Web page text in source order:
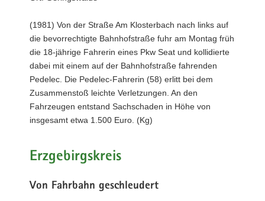
(1981) Von der Straße Am Klosterbach nach links auf
die bevorrechtigte Bahnhofstraße fuhr am Montag früh
die 18-jährige Fahrerin eines Pkw Seat und kollidierte
dabei mit einem auf der Bahnhofstraße fahrenden
Pedelec. Die Pedelec-Fahrerin (58) erlitt bei dem
Zusammenstoß leichte Verletzungen. An den
Fahrzeugen entstand Sachschaden in Höhe von
insgesamt etwa 1.500 Euro. (Kg)
Erzgebirgskreis
Von Fahrbahn geschleudert